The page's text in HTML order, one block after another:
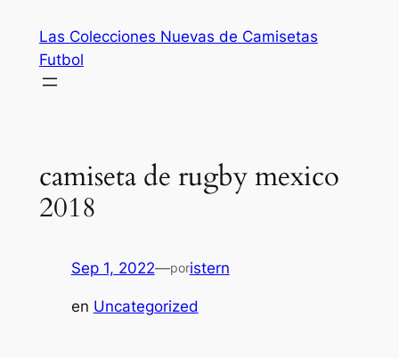
contenido
Las Colecciones Nuevas de Camisetas
Futbol
camiseta de rugby mexico
2018
Sep 1, 2022—poristern
en Uncategorized